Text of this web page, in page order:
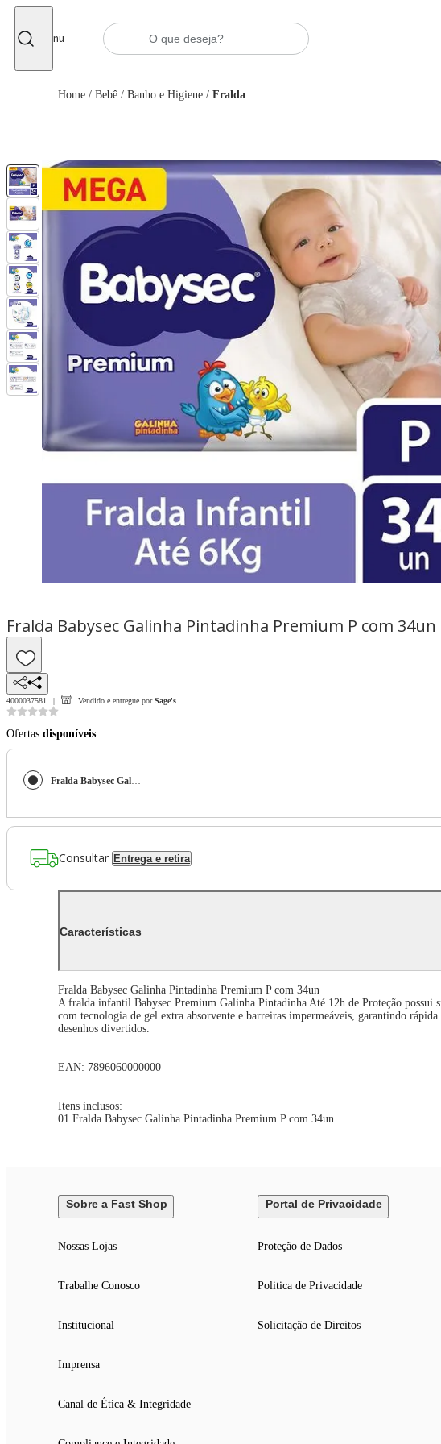
Menu
Home / Bebê / Banho e Higiene / Fralda
Fralda Babysec Galinha Pintadinha Premium P com 34un
4000037581 Vendido e entregue por Sage's
Ofertas disponíveis
Fralda Babysec Galinha Pintadinha Premium P com 34un
Consultar Entrega e retira
Características
Fralda Babysec Galinha Pintadinha Premium P com 34un
A fralda infantil Babysec Premium Galinha Pintadinha Até 12h de Proteção
com tecnologia de gel extra absorvente e barreiras impermeáveis, garantindo
desenhos divertidos.
EAN: 7896060000000
Itens inclusos:
01 Fralda Babysec Galinha Pintadinha Premium P com 34un
Sobre a Fast Shop
Nossas Lojas
Trabalhe Conosco
Institucional
Imprensa
Canal de Ética & Integridade
Portal de Privacidade
Proteção de Dados
Politica de Privacidade
Solicitação de Direitos